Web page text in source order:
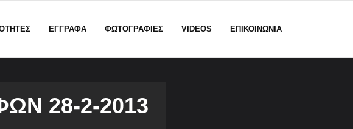
ΕΓΓΡΑΦΑ ΦΩΤΟΓΡΑΦΙΕΣ VIDEOS ΕΠΙΚΟΙΝΩΝΙΑ
28-2-2013